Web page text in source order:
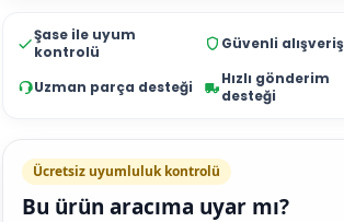
Şase ile uyum
kontrolü
Güvenli alışveriş
Uzman parça desteği
Hızlı gönderim
desteği
Ücretsiz uyumluluk kontrolü
Bu ürün aracıma uyar mı?